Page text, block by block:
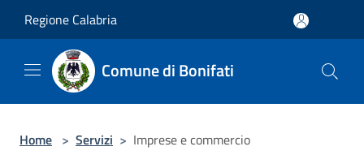
Regione Calabria
Comune di Bonifati
Home > Servizi > Imprese e commercio